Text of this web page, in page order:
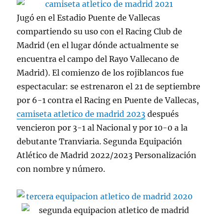
Jugó en el Estadio Puente de Vallecas
compartiendo su uso con el Racing Club de
Madrid (en el lugar dónde actualmente se
encuentra el campo del Rayo Vallecano de
Madrid). El comienzo de los rojiblancos fue
espectacular: se estrenaron el 21 de septiembre
por 6-1 contra el Racing en Puente de Vallecas,
camiseta atletico de madrid 2023 después
vencieron por 3-1 al Nacional y por 10-0 a la
debutante Tranviaria. Segunda Equipación
Atlético de Madrid 2022/2023 Personalización
con nombre y número.